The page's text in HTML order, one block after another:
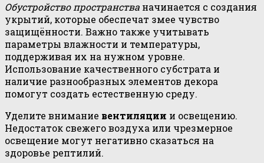
Обустройство пространства начинается с создания
укрытий, которые обеспечат змее чувство
защищённости. Важно также учитывать
параметры влажности и температуры,
поддерживая их на нужном уровне.
Использование качественного субстрата и
наличие разнообразных элементов декора
помогут создать естественную среду.
Уделите внимание вентиляции и освещению.
Недостаток свежего воздуха или чрезмерное
освещение могут негативно сказаться на
здоровье рептилий.